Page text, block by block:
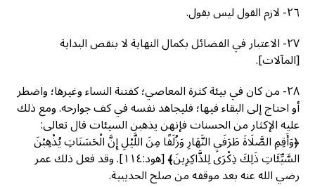
٢٦- لازم القول ليس بقول.
٢٧- الاعتبار في الفضائل بكمال النهاية لا بنقص البداية
[المآلات].
٢٨- من كان في بيئة كثرة المعاصي؛ كفتنة النساء وغيرها؛ واضطر
أو احتاج إلى البقاء فيها؛ فليجاهد نفسه في كف جوارحه. ومع ذلك
عليه الإكثار من الحسنات فإنهن يذهبن السيئات قال تعالى:
﴿وَأَقِمِ الصَّلَاةَ طَرَفَيِ النَّهَارِ وَزُلَفًا مِنَ اللَّيْلِ إِنَّ الْحَسَنَاتِ يُذْهِبْنَ
السَّيِّئَاتِ ذَلِكَ ذِكْرَى لِلذَّاكِرِينَ﴾ [هود:١١٤]. وقد فعل ذلك عمر
رضي الله عنه بعد موقفه من صلح الحديبية.